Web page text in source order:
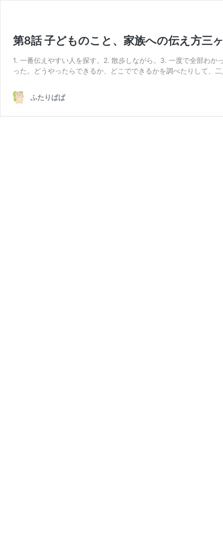
第8話 子どものこと、家族への伝え方三
1. 一番伝えやすい人を探す。2. 散歩しながら。3. 一度で全部わ
った。どうやったらできるか、どこでできるかを調べたりして、
ふたりぱぱ